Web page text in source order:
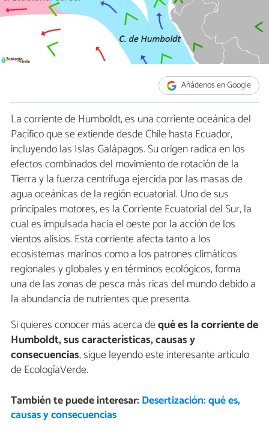
Añádenos en Google
La corriente de Humboldt, es una corriente oceánica del
Pacífico que se extiende desde Chile hasta Ecuador,
incluyendo las Islas Galápagos. Su origen radica en los
efectos combinados del movimiento de rotación de la
Tierra y la fuerza centrífuga ejercida por las masas de
agua oceánicas de la región ecuatorial. Uno de sus
principales motores, es la Corriente Ecuatorial del Sur, la
cual es impulsada hacia el oeste por la acción de los
vientos alisios. Esta corriente afecta tanto a los
ecosistemas marinos como a los patrones climáticos
regionales y globales y en términos ecológicos, forma
una de las zonas de pesca más ricas del mundo debido a
la abundancia de nutrientes que presenta.
Si quieres conocer más acerca dequé es la corriente de
Humboldt, sus características, causas y
consecuencias, sigue leyendo este interesante artículo
de EcologíaVerde.
También te puede interesar: Desertización: qué es,
causas y consecuencias